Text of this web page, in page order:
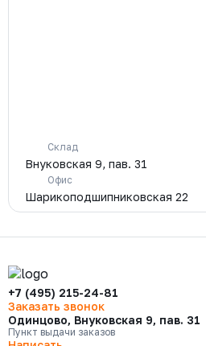
Склад
Внуковская 9, пав. 31
Офис
Шарикоподшипниковская 22
+7 (495) 215-24-81
Заказать звонок
Одинцово, Внуковская 9, пав. 31
Пункт выдачи заказов